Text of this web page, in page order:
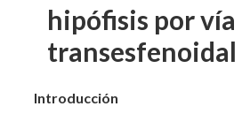
hipófisis por vía
transesfenoidal
Introducción